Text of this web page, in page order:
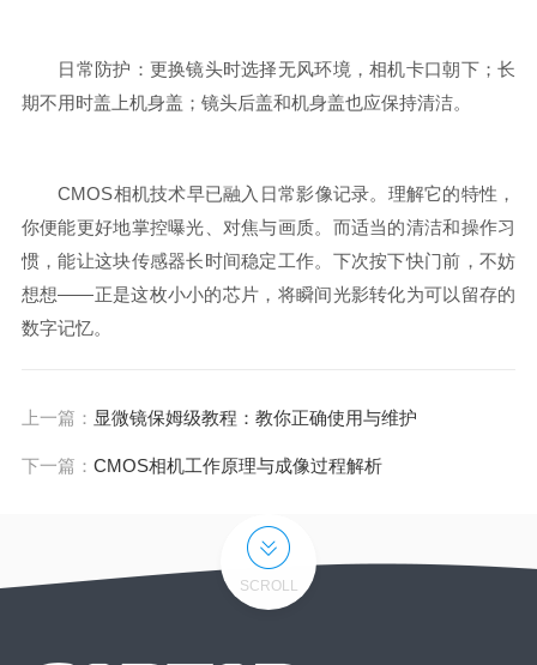
日常防护：更换镜头时选择无风环境，相机卡口朝下；长
期不用时盖上机身盖；镜头后盖和机身盖也应保持清洁。
CMOS相机技术早已融入日常影像记录。理解它的特性，
你便能更好地掌控曝光、对焦与画质。而适当的清洁和操作习
惯，能让这块传感器长时间稳定工作。下次按下快门前，不妨
想想——正是这枚小小的芯片，将瞬间光影转化为可以留存的
数字记忆。
上一篇： 显微镜保姆级教程：教你正确使用与维护
下一篇： CMOS相机工作原理与成像过程解析
SCROLL